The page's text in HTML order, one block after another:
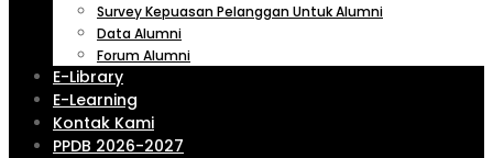
Survey Kepuasan Pelanggan Untuk Alumni
Data Alumni
Forum Alumni
E-Library
E-Learning
Kontak Kami
PPDB 2026-2027